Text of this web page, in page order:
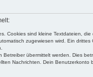
Cookies sind kleine Textdateien,
zugewiesen wird. Ein
übermittelt werden. Dies
Nachrichten. Dein